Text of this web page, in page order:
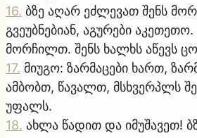
16. ბზე აღარ ეძლევათ შენს
გვეუბნებიან, აგურები აკეთეთო.
მორჩილთ. შენს ხალხს აწევს
17. მიუგო: ზარმაცები ხართ,
ამბობთ, წავალთ, მსხვერპლს
უფალს.
18. ახლა წადით და იმუშავეთ!